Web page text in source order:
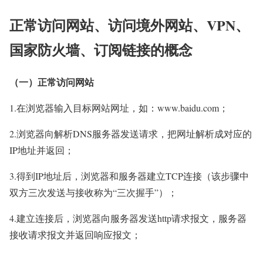
正常访问网站、访问境外网站、VPN、
国家防火墙、订阅链接的概念
（一）正常访问网站
1.在浏览器输入目标网站网址，如：www.baidu.com；
2.浏览器向解析DNS服务器发送请求，把网址解析成对应的
IP地址并返回；
3.得到IP地址后，浏览器和服务器建立TCP连接（该步骤中
双方三次发送与接收称为“三次握手”）；
4.建立连接后，浏览器向服务器发送http请求报文，服务器
接收请求报文并返回响应报文；